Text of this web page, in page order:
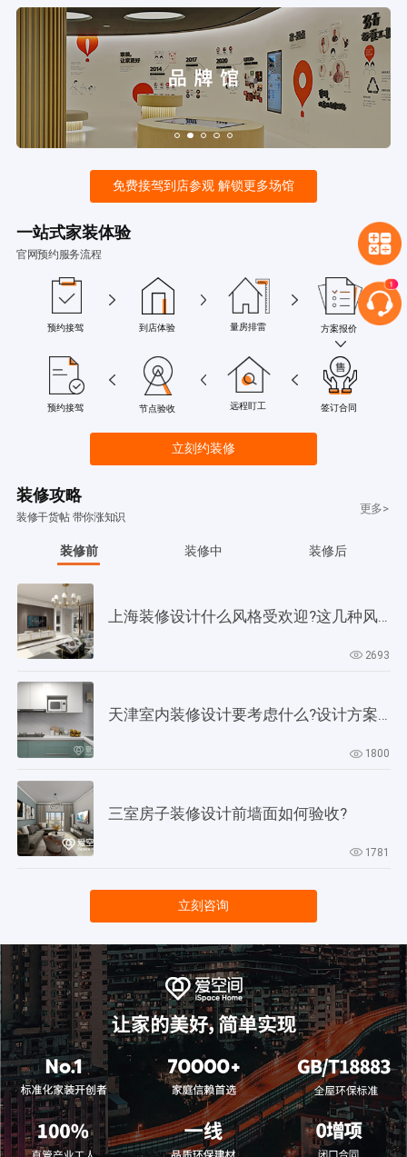
免费接驾到店参观 解锁更多场馆
一站式家装体验
官网预约服务流程
预约接驾 到店体验 量房排雷 方案报价
预约接驾 节点验收 远程盯工 签订合同
立刻约装修
装修攻略
装修干货帖 带你涨知识
更多>
装修前 装修中 装修后
上海装修设计什么风格受欢迎?这几种风格是当下正流行!
2693
天津室内装修设计要考虑什么?设计方案要以此为依据!
1800
三室房子装修设计前墙面如何验收?
1781
立刻咨询